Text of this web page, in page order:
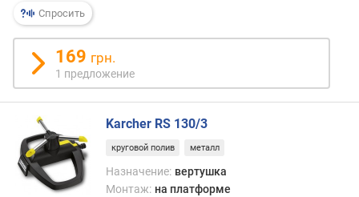
с
т
ь
п
о
л
в
а
(
м
Спросить
169 грн.
1 предложение
Karcher RS 130/3
круговой полив металл
Назначение: вертушка
Монтаж: на платформе